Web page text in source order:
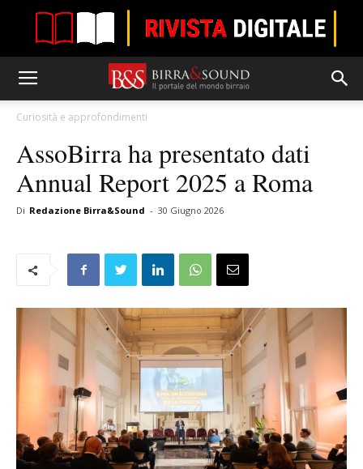
Curiosità e approfondimenti
AssoBirra ha presentato dati
Annual Report 2025 a Roma
Di Redazione Birra&Sound - 30 Giugno 2026